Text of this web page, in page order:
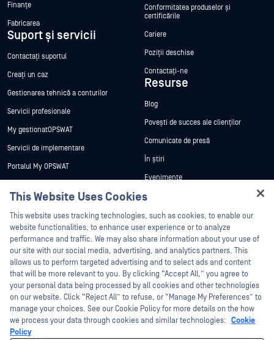
Finanțe
Fabricarea
Suport și servicii
Contactați suportul
Creați un caz
Gestionarea tehnică a conturilor
Servicii profesionale
My gestionatOPSWAT
Servicii de implementare
Portalul My OPSWAT
Formare
vulnerabilităților
Parteneri
Certificare
Parteneri tehnologici
Program de parteneriat de canal
Conformitatea produselor și
certificările
Cariere
Poziții deschise
Contactați-ne
Resurse
Blog
Povești de succes ale clienților
Comunicate de presă
În știri
Evenimente
Webinare
Fișe de date
Cărți albe
Instrumente gratuite
©2026 OPSWAT . Toate drepturile rezervate. OPSWAT, MetaDefender, Metascan,
This Website Uses Cookies
This website uses tracking technologies, such as cookies, to enable our
website functionalities, to enhance user experience or to analyze
performance and traffic. We may also share information about your use of
our site with our social media, advertising, and analytics partners. This
allows us to perform targeted advertising and to select ads and content
that will be more relevant to you. By clicking “Accept All,” you agree to
your personal data being processed by all cookies and other technologies
on our website. Click “Reject All” to refuse, or “Manage My Preferences” to
manage your choices. See our Cookie Policy for more details on the how
we process your data through cookies and similar technologies: Cookie
Policy